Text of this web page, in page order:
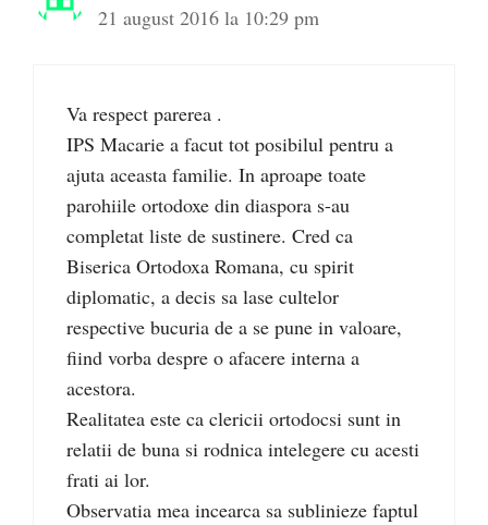
21 august 2016 la 10:29 pm
Va respect parerea .
IPS Macarie a facut tot posibilul pentru a
ajuta aceasta familie. In aproape toate
parohiile ortodoxe din diaspora s-au
completat liste de sustinere. Cred ca
Biserica Ortodoxa Romana, cu spirit
diplomatic, a decis sa lase cultelor
respective bucuria de a se pune in valoare,
fiind vorba despre o afacere interna a
acestora.
Realitatea este ca clericii ortodocsi sunt in
relatii de buna si rodnica intelegere cu acesti
frati ai lor.
Observatia mea incearca sa sublinieze faptul